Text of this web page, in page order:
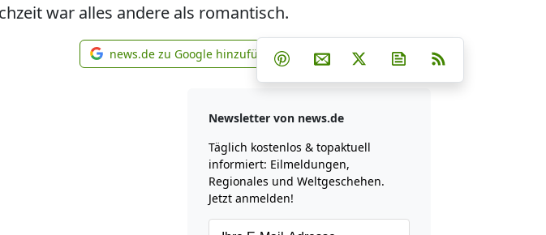
war alles andere als romantisch.
news.de zu Google hinzufügen
news.de zu Google hinzufügen Teilen auf Facebook
Teilen auf Whatsapp
Teilen auf Telegram
Teilen auf Pinterest
Per E-Mail teilen
Post auf XNewsletter
Newsletter von news.de
Täglich kostenlos & topaktuell
informiert: Eilmeldungen,
Regionales und Weltgeschehen.
Jetzt anmelden!